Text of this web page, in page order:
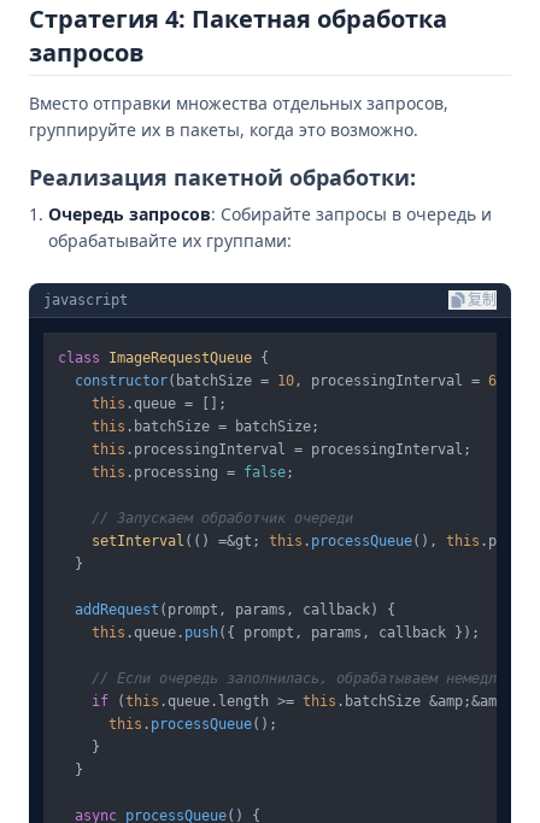
Стратегия 4: Пакетная обработка
запросов
Вместо отправки множества отдельных запросов,
группируйте их в пакеты, когда это возможно.
Реализация пакетной обработки:
Очередь запросов: Собирайте запросы в очередь и
обрабатывайте их группами:
javascript 复制
class ImageRequestQueue {
constructor( batchSize = 10 , processingInterval = 60000
this .queue = [];
this . batchSize = batchSize;
this . processingInterval
= processingInterval;
this . processing = false ;
// Запускаем обработчик очереди
setInterval (() =&gt; this . processQueue(), this .
  }
addRequest ( prompt, params, callback) {
this .queue . push({ prompt, params, callback });
// Если очередь заполнилась, обрабатываем немедленно
if (this .queue . length >= this . batchSize &amp;&amp; !
this . processQueue();
    }
  }
async processQueue( ) {